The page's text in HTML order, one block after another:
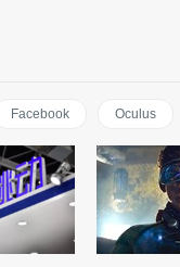
Facebook Oculus